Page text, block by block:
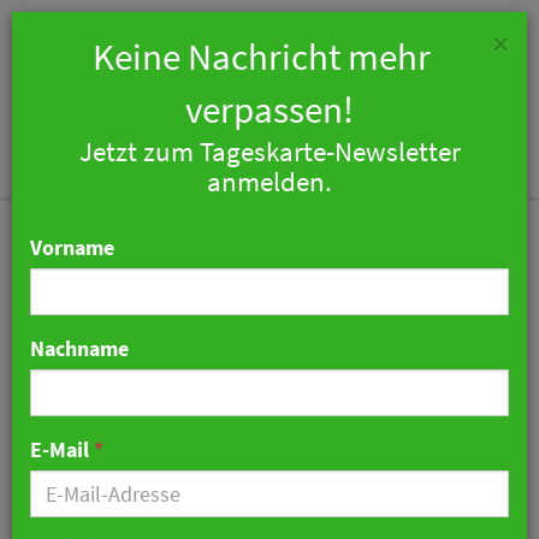
Milliarden-Deal bei Accor
×
Keine Nachricht mehr
verpassen!
Jetzt zum Tageskarte-Newsletter
anmelden.
Vorname
Nachname
E-Mail *